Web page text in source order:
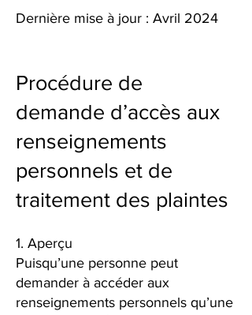
Dernière mise à jour : Avril 2024
Procédure de
demande d’accès aux
renseignements
personnels et de
traitement des plaintes
1. Aperçu
Puisqu’une personne peut
demander à accéder aux
renseignements personnels qu’une